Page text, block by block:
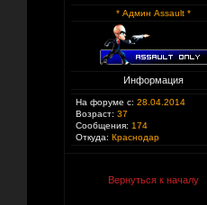
* Админ Assault *
Информация
На форуме с: 28.04.2014
Возраст: 37
Сообщения: 174
Откуда: Краснодар
Вернуться к началу